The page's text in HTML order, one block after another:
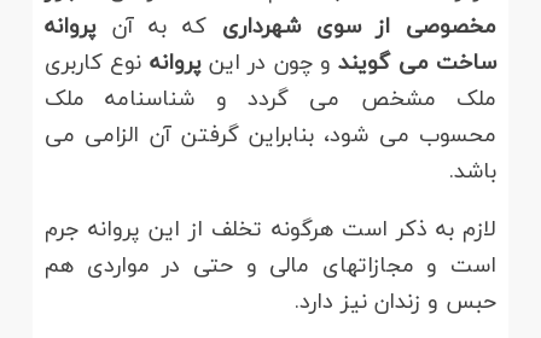
مخصوصی از سوی شهرداری که به آن پروانه
ساخت می گویندو چون در اینپروانه نوع کاربری
ملک مشخص می گردد و شناسنامه ملک
محسوب می شود، بنابراین گرفتن آن الزامی می
باشد.
لازم به ذکر است هرگونه تخلف از این پروانه جرم
است و مجازاتهای مالی و حتی در مواردی هم
حبس و زندان نیز دارد.